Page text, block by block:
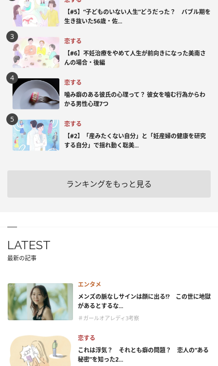
【#5】“子どものいない人生”どうだった？ バブル期を
生き抜いた56歳・佐...
恋する
【#6】不妊治療をやめて人生が前向きになった美南さ
んの場合・後編
恋する
噛み癖のある彼氏の心理って？ 彼女を噛む行為からわ
かる男性心理7つ
恋する
【#2】「産みたくない自分」と「妊産婦の健康を研究
する自分」で揺れ動く聡美...
ランキングをもっと見る
LATEST
最新の記事
エンタメ
メンズの脈なしサインは顔に出る!? この世に地獄
があるとするな...
＃ガールオアレディ3考察
恋する
これは浮気？ それとも癖の問題？ 恋人の“ある
秘密”を知った2...